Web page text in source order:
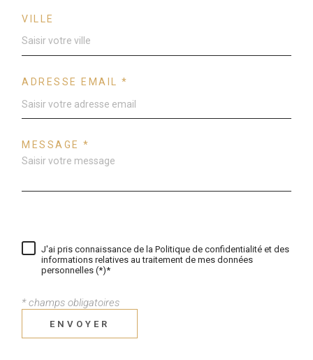
VILLE
ADRESSE EMAIL *
MESSAGE *
J'ai pris connaissance de la Politique de confidentialité et des
informations relatives au traitement de mes données
personnelles (*)*
* champs obligatoires
ENVOYER